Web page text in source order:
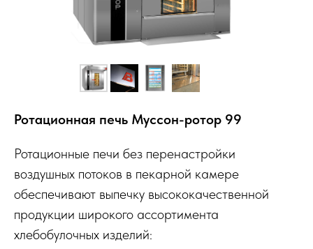
Ротационная печь Муcсон-ротор 99
Ротационные печи без перенастройки
воздушных потоков в пекарной камере
обеспечивают выпечку высококачественной
продукции широкого ассортимента
хлебобулочных изделий: